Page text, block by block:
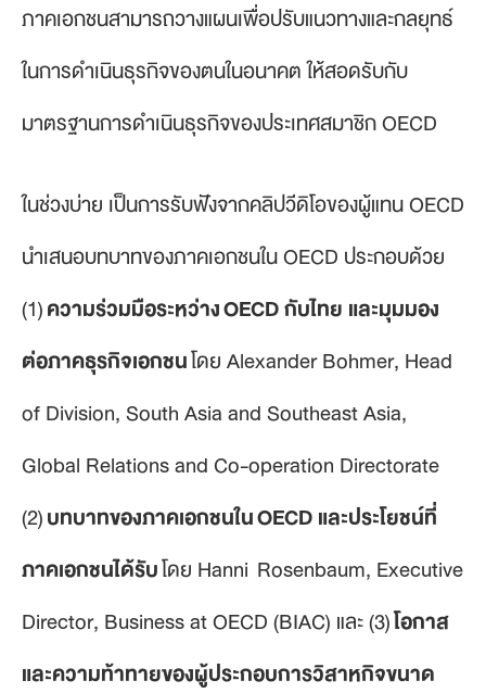
ภาคเอกชนสามารถวางแผนเพื่อปรับแนวทางและกลยุทธ์
ในการดำเนินธุรกิจของตนในอนาคต ให้สอดรับกับ
มาตรฐานการดำเนินธุรกิจของประเทศสมาชิก OECD
ในช่วงบ่าย เป็นการรับฟังจากคลิปวีดิโอของผู้แทน OECD
นำเสนอบทบาทของภาคเอกชนใน OECD ประกอบด้วย
(1)ความร่วมมือระหว่าง OECD กับไทย และมุมมอง
ต่อภาคธุรกิจเอกชนโดย Alexander Bohmer, Head
of Division, South Asia and Southeast Asia,
Global Relations and Co-operation Directorate
(2)บทบาทของภาคเอกชนใน OECD และประโยชน์ที่
ภาคเอกชนได้รับโดย Hanni Rosenbaum, Executive
Director, Business at OECD (BIAC) และ (3)โอกาส
และความท้าทายของผู้ประกอบการวิสาหกิจขนาด